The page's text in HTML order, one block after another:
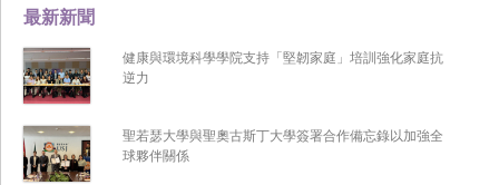
最新新聞
健康與環境科學學院支持「堅韌家庭」培訓強化家庭抗
逆力
聖若瑟大學與聖奧古斯丁大學簽署合作備忘錄以加強全
球夥伴關係